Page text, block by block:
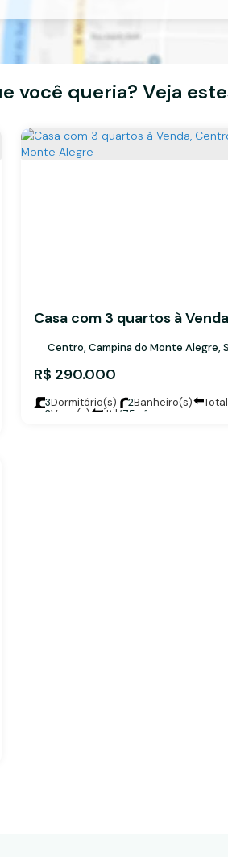
você queria? Veja
R$ 290.000
Centro, Campina do Monte Alegre,
3Dormitório(s) 2Banheiro(s)
2Vaga(s) Útil: 175m²